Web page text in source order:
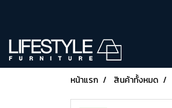
หน้าแรก สินค้าทั้งหมด